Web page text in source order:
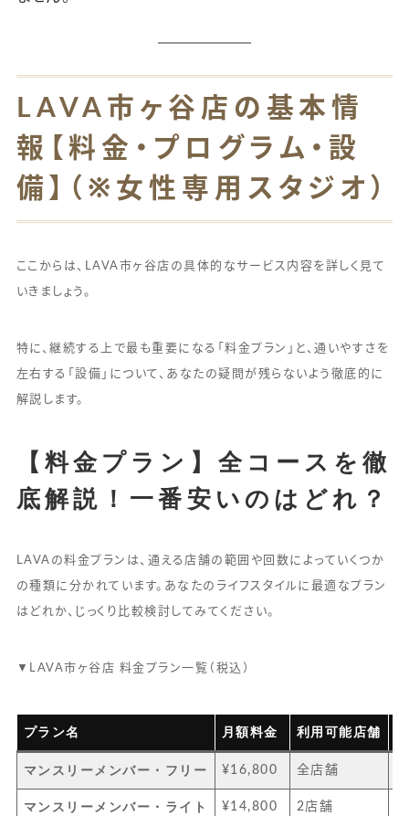
LAVA市ヶ谷店の基本情
報【料金・プログラム・設
備】（※女性専用スタジオ）
ここからは、LAVA市ヶ谷店の具体的なサービス内容を詳しく見て
いきましょう。
特に、継続する上で最も重要になる「料金プラン」と、通いやすさを
左右する「設備」について、あなたの疑問が残らないよう徹底的に
解説します。
【料金プラン】全コースを徹
底解説！一番安いのはどれ？
LAVAの料金プランは、通える店舗の範囲や回数によっていくつか
の種類に分かれています。あなたのライフスタイルに最適なプラン
はどれか、じっくり比較検討してみてください。
▼LAVA市ヶ谷店 料金プラン一覧（税込）
プラン名 月額料金 利用可能店舗
マンスリーメンバー・フリー ¥16,800 全店舗
マンスリーメンバー・ライト ¥14,800 2店舗